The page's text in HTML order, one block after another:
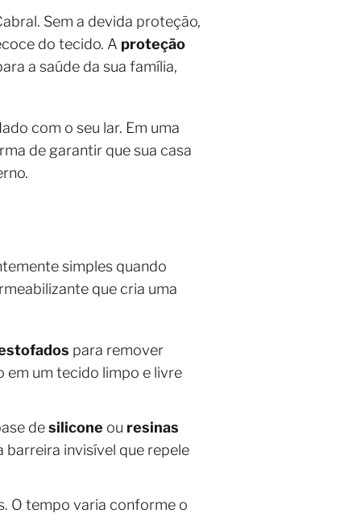
Sem a devida proteção,
do tecido. A proteção
a saúde da sua família,
com o seu lar. Em uma
de garantir que sua casa
simples quando
que cria uma
para remover
em um tecido limpo e livre
desilicone ou resinas
invisível que repele
O tempo varia conforme o